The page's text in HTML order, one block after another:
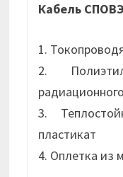
Кабель СПОВЭ
1.
2.
3.
пластикат
4. Оплетка из